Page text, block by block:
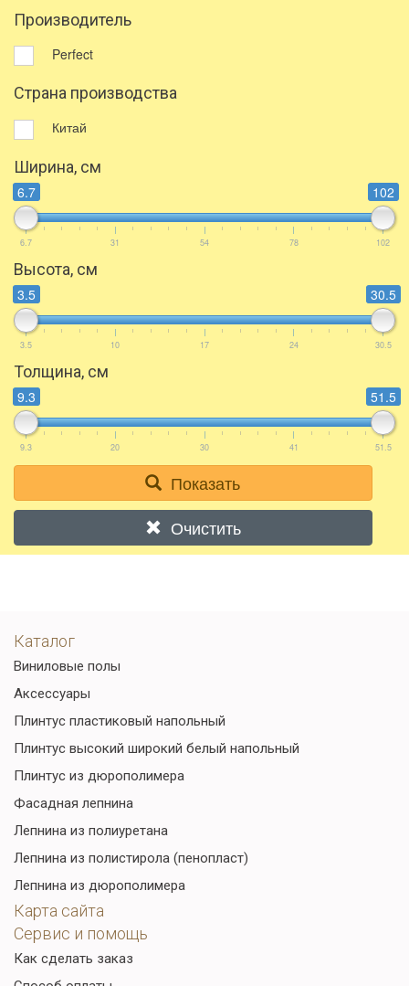
Производитель
Perfect
Страна производства
Китай
Ширина, см
6.7 102
6.7 31 54 78 102
Высота, см
3.5 30.5
3.5 10 17 24 30.5
Толщина, см
9.3 51.5
9.3 20 30 41 51.5
Показать
Очистить
Каталог
Виниловые полы
Аксессуары
Плинтус пластиковый напольный
Плинтус высокий широкий белый напольный
Плинтус из дюрополимера
Фасадная лепнина
Лепнина из полиуретана
Лепнина из полистирола (пенопласт)
Лепнина из дюрополимера
Карта сайта
Сервис и помощь
Как сделать заказ